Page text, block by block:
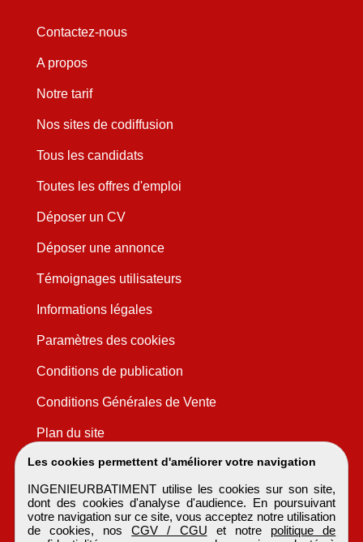
Les cookies permettent d'améliorer votre navigation
INGENIEURBATIMENT utilise les cookies sur son site,
dont des cookies d'analyse d'audience. En poursuivant
votre navigation sur ce site, vous acceptez notre utilisation
de cookies, nosCGV / CGU et notre politique de
Contactez-nous
A propos
Notre tarif
Nos sites de codiffusion
Tous les candidats
Toutes les offres d'emploi
Déposer un CV
Déposer une annonce
Témoignages utilisateurs
Informations légales
Paramètres des cookies
Conditions de publication
Conditions Générales de Vente
Plan du site